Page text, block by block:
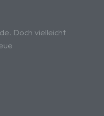
Doch vielleicht